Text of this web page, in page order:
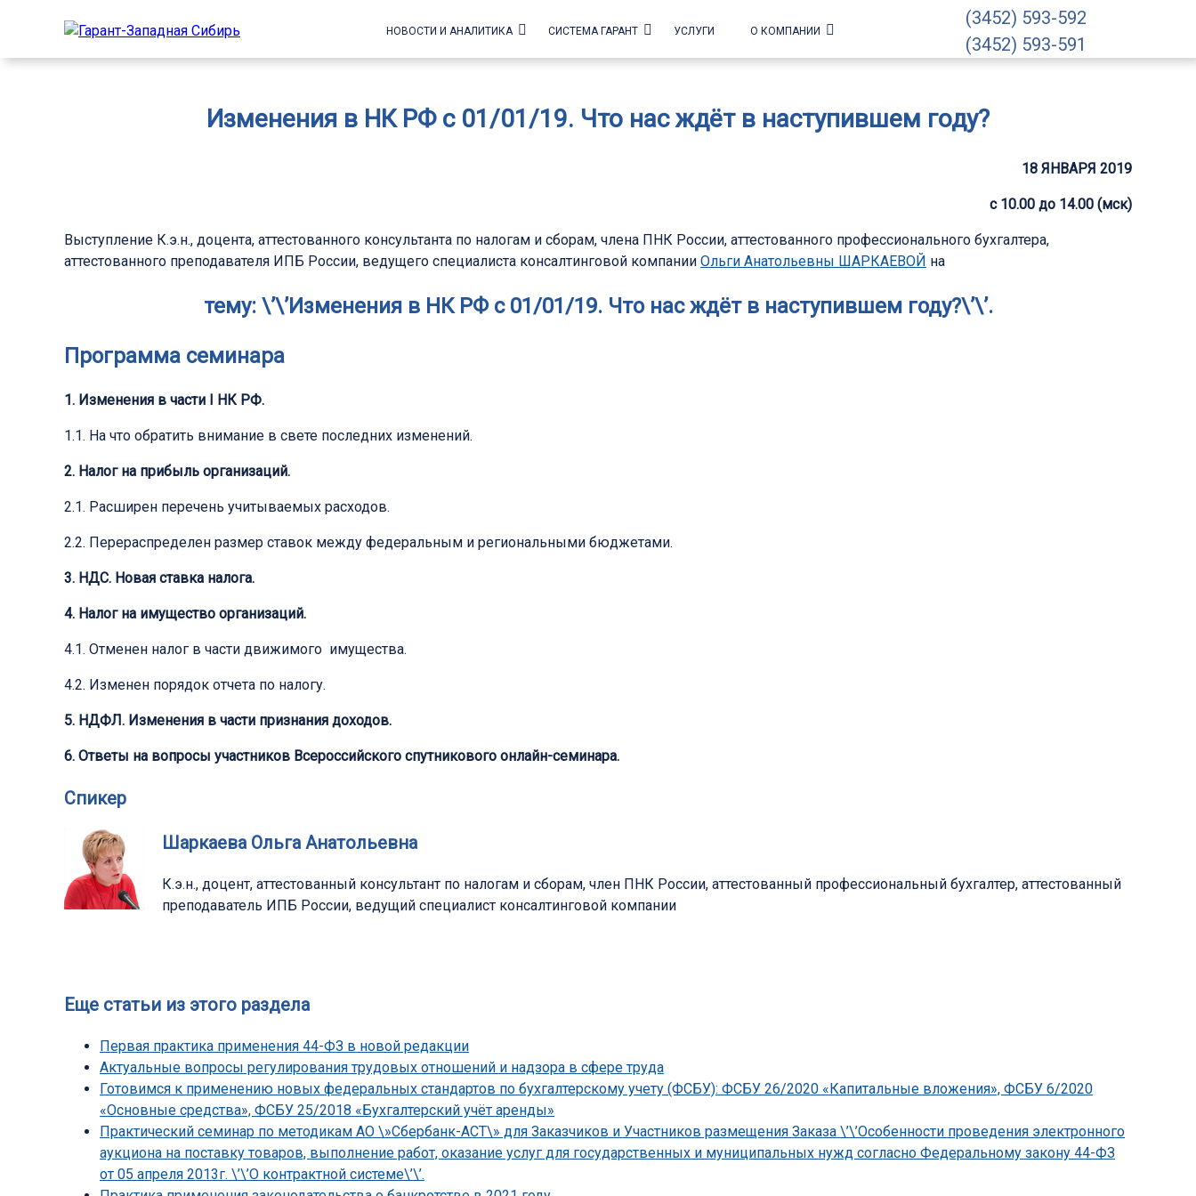
НОВОСТИ И АНАЛИТИКА СИСТЕМА ГАРАНТ УСЛУГИ О КОМПАНИИ
(3452) 593-592
(3452) 593-591
Изменения в НК РФ с 01/01/19. Что нас ждёт в наступившем году?
18 ЯНВАРЯ 2019
c 10.00 до 14.00 (мск)
Выступление К.э.н., доцента, аттестованного консультанта по налогам и сборам, члена ПНК России, аттестованного профессионального бухгалтера,
аттестованного преподавателя ИПБ России, ведущего специалиста консалтинговой компании Ольги Анатольевны ШАРКАЕВОЙ на
тему: \’\’Изменения в НК РФ с 01/01/19. Что нас ждёт в наступившем году?\’\’.
Программа семинара
1. Изменения в части I НК РФ.
1.1. На что обратить внимание в свете последних изменений.
2. Налог на прибыль организаций.
2.1. Расширен перечень учитываемых расходов.
2.2. Перераспределен размер ставок между федеральным и региональными бюджетами.
3. НДС. Новая ставка налога.
4. Налог на имущество организаций.
4.1. Отменен налог в части движимого имущества.
4.2. Изменен порядок отчета по налогу.
5. НДФЛ. Изменения в части признания доходов.
6. Ответы на вопросы участников Всероссийского спутникового онлайн-семинара.
Спикер
Шаркаева Ольга Анатольевна
К.э.н., доцент, аттестованный консультант по налогам и сборам, член ПНК России, аттестованный профессиональный бухгалтер, аттестованный
преподаватель ИПБ России, ведущий специалист консалтинговой компании
Еще статьи из этого раздела
Первая практика применения 44-ФЗ в новой редакции
Актуальные вопросы регулирования трудовых отношений и надзора в сфере труда
Готовимся к применению новых федеральных стандартов по бухгалтерскому учету (ФСБУ): ФСБУ 26/2020 «Капитальные вложения», ФСБУ 6/2020
«Основные средства», ФСБУ 25/2018 «Бухгалтерский учёт аренды»
Практический семинар по методикам АО \»Сбербанк-АСТ\» для Заказчиков и Участников размещения Заказа \’\’Особенности проведения электронного
аукциона на поставку товаров, выполнение работ, оказание услуг для государственных и муниципальных нужд согласно Федеральному закону 44-ФЗ
от 05 апреля 2013г. \’\’О контрактной системе\’\’.